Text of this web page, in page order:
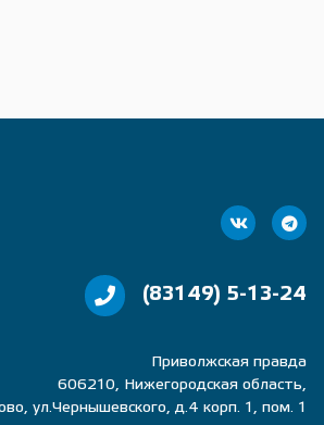
(83149) 5-13-24
Приволжская правда
606210, Нижегородская область,
ул.Чернышевского, д.4 корп. 1, пом. 1